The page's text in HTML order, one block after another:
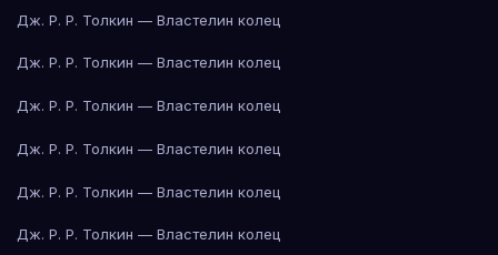
Дж. Р. Р. Толкин — Властелин колец
Дж. Р. Р. Толкин — Властелин колец
Дж. Р. Р. Толкин — Властелин колец
Дж. Р. Р. Толкин — Властелин колец
Дж. Р. Р. Толкин — Властелин колец
Дж. Р. Р. Толкин — Властелин колец